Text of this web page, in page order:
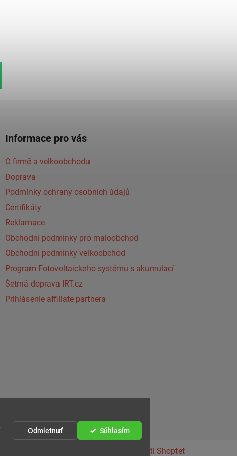
Odmietnuť Súhlasím
Informace pro vás
O firmě a velkoobchodu
Doprava
Podmínky ochrany osobních údajů
Certifikáty
Reklamace
Obchodní podmínky pro maloobchod
Obchodní podmínky velkoobchod
Program Fotovoltaickeho systému s akumulací
Šetrná doprava IRT.cz
Prihlásenie affiliate partnera
Vytvoril Shoptet